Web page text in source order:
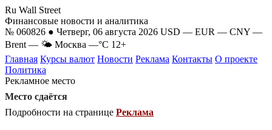
Ru Wall Street
Финансовые новости и аналитика
№ 060826 ● Четверг, 06 августа 2026 USD — EUR — CNY —
Brent — 🌤 Москва —°C 12+
Главная Курсы валют Новости Реклама Контакты О проекте
Политика
Рекламное место
Место сдаётся
Подробности на странице Реклама